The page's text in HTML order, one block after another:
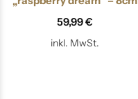
59,99€
inkl. MwSt.